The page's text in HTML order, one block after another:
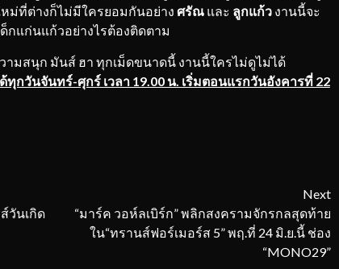
ม่ที่ต่างก็ไม่มีใครยอมกันอย่าง ศรัณและ ลูกแก้ว งานนี้จะ
กแก่นแก้วอย่างไรต้องติดตาม
ามสนุก มันส์ ฮา ทุกเม็ดขนาดนี้ งานนี้ใครไม่ดูไม่ได้
กวันจันทร์-ศุกร์ เวลา 19.00 น. เริ่มตอนแรกวันอังคารที่ 22
วันเกิด
Next
“มาร์ค วอห์ลเบิร์ก” พลิกสงครามจักรกลสุดท้าย
ใน“ทรานส์ฟอร์เมอร์ส 5” พฤ.ที่ 24 มิ.ย.นี้ ช่อง
“MONO29”